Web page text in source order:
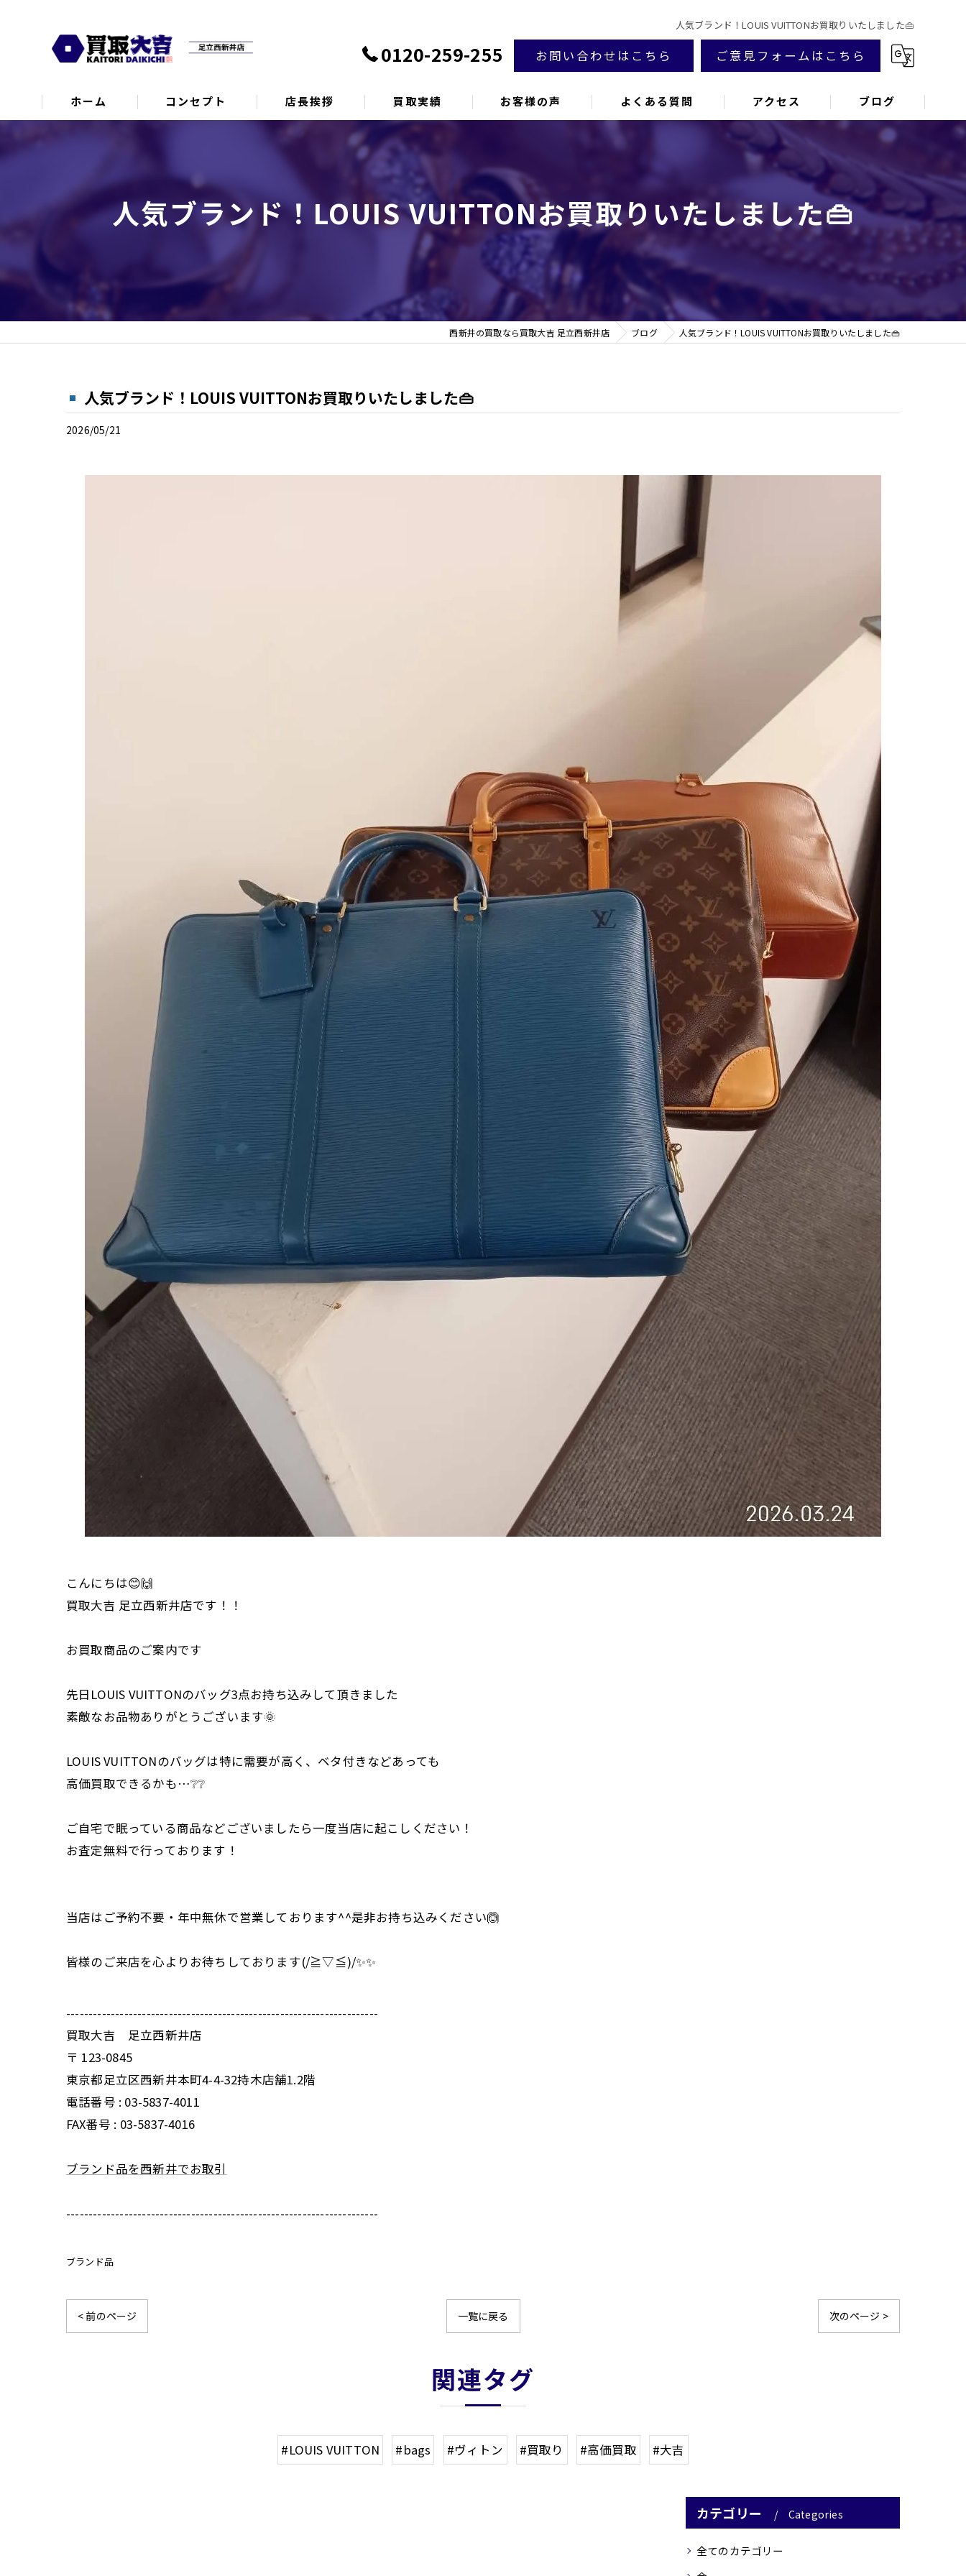
人気ブランド！LOUIS VUITTONお買取りいたしました👜
0120-259-255 お問い合わせはこちら ご意見フォームはこちら
ホーム コンセプト 店長挨拶 買取実績 お客様の声 よくある質問 アクセス ブログ
人気ブランド！LOUIS VUITTONお買取りいたしました👜
西新井の買取なら買取大吉 足立西新井店 ブログ 人気ブランド！LOUIS VUITTONお買取りいたしました👜
人気ブランド！LOUIS VUITTONお買取りいたしました👜
2026/05/21
こんにちは😊🙌
買取大吉 足立西新井店です！！
お買取商品のご案内です
先日LOUIS VUITTONのバッグ3点お持ち込みして頂きました
素敵なお品物ありがとうございます🌞
LOUIS VUITTONのバッグは特に需要が高く、ベタ付きなどあっても
高価買取できるかも…❔❔
ご自宅で眠っている商品などございましたら一度当店に起こしください！
お査定無料で行っております！
当店はご予約不要・年中無休で営業しております^^是非お持ち込みください🙆
皆様のご来店を心よりお待ちしております(/≧▽≦)/✨✨
----------------------------------------------------------------------
買取大吉 足立西新井店
〒 123-0845
東京都足立区西新井本町4-4-32持木店舗1.2階
電話番号 : 03-5837-4011
FAX番号 : 03-5837-4016
ブランド品を西新井でお取引
----------------------------------------------------------------------
ブランド品
< 前のページ 一覧に戻る 次のページ >
関連タグ
#LOUIS VUITTON #bags #ヴィトン #買取り #高価買取 #大吉
カテゴリー Categories
全てのカテゴリー